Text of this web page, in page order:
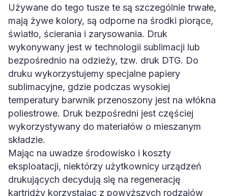
Używane do tego tusze te są szczególnie trwałe,
mają żywe kolory, są odporne na środki piorące,
światło, ścierania i zarysowania. Druk
wykonywany jest w technologii sublimacji lub
bezpośrednio na odzieży, tzw. druk DTG. Do
druku wykorzystujemy specjalne papiery
sublimacyjne, gdzie podczas wysokiej
temperatury barwnik przenoszony jest na włókna
poliestrowe. Druk bezpośredni jest częściej
wykorzystywany do materiałów o mieszanym
składzie.
Mając na uwadze środowisko i koszty
eksploatacji, niektórzy użytkownicy urządzeń
drukujących decydują się na regenerację
kartridży korzystając z powyższych rodzajów